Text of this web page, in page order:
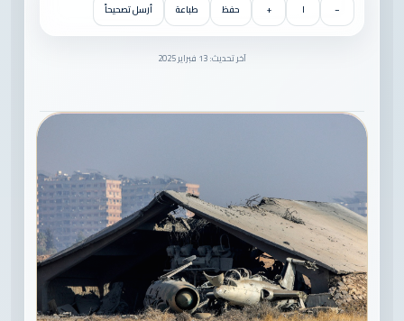
−
١ + حفظ طباعة أرسل تصحيحاً
آخر تحديث: 13 فبراير 2025